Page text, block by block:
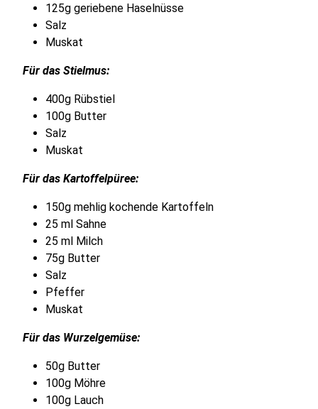
125g geriebene Haselnüsse
Salz
Muskat
Für das Stielmus:
400g Rübstiel
100g Butter
Salz
Muskat
Für das Kartoffelpüree:
150g mehlig kochende Kartoffeln
25 ml Sahne
25 ml Milch
75g Butter
Salz
Pfeffer
Muskat
Für das Wurzelgemüse:
50g Butter
100g Möhre
100g Lauch